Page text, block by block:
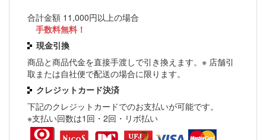
合計金額 11,000円以上の場合
手数料無料！
現金引換
商品と商品代金を直接手渡しで引き換えます。※ 店舗引
取または自社便で配送の場合に限ります。
クレジットカード決済
下記のクレジットカードでのお支払いが可能です。
※支払い回数は1回・2回・リボ払い